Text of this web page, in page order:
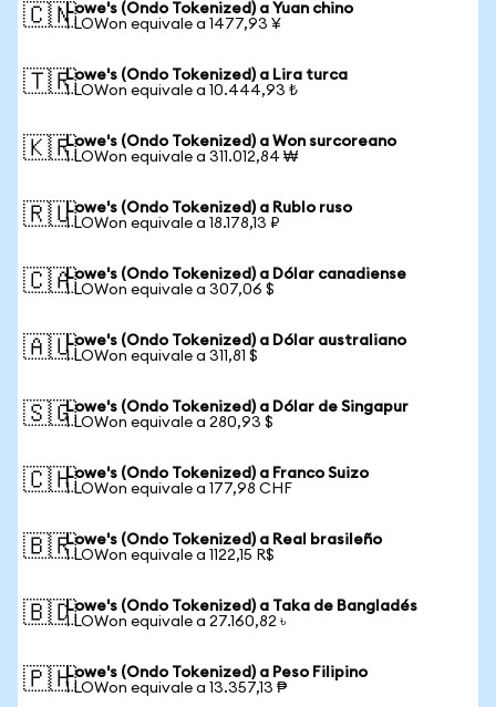
🇨🇳Lowe's (Ondo Tokenized) a Yuan chino
1 LOWon equivale a 1477,93 ¥
🇹🇷Lowe's (Ondo Tokenized) a Lira turca
1 LOWon equivale a 10.444,93 ₺
🇰🇷Lowe's (Ondo Tokenized) a Won surcoreano
1 LOWon equivale a 311.012,84 ₩
🇷🇺Lowe's (Ondo Tokenized) a Rublo ruso
1 LOWon equivale a 18.178,13 ₽
🇨🇦Lowe's (Ondo Tokenized) a Dólar canadiense
1 LOWon equivale a 307,06 $
🇦🇺Lowe's (Ondo Tokenized) a Dólar australiano
1 LOWon equivale a 311,81 $
🇸🇬Lowe's (Ondo Tokenized) a Dólar de Singapur
1 LOWon equivale a 280,93 $
🇨🇭Lowe's (Ondo Tokenized) a Franco Suizo
1 LOWon equivale a 177,98 CHF
🇧🇷Lowe's (Ondo Tokenized) a Real brasileño
1 LOWon equivale a 1122,15 R$
🇧🇩Lowe's (Ondo Tokenized) a Taka de Bangladés
1 LOWon equivale a 27.160,82 ৳
🇵🇭Lowe's (Ondo Tokenized) a Peso Filipino
1 LOWon equivale a 13.357,13 ₱